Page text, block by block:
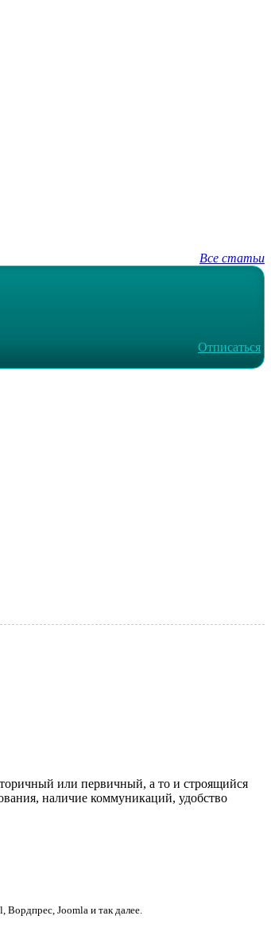
Все статьи
Отписаться
или первичный, а то и строящийся
наличие коммуникаций, удобство
Вордпрес, Joomla и так далее.